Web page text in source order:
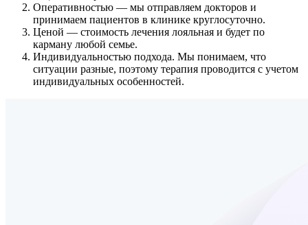
Оперативностью — мы отправляем докторов и
принимаем пациентов в клинике круглосуточно.
Ценой — стоимость лечения лояльная и будет по
карману любой семье.
Индивидуальностью подхода. Мы понимаем, что
ситуации разные, поэтому терапия проводится с учетом
индивидуальных особенностей.